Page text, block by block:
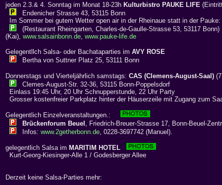
jeden 2.3.& 4. Sonntag im Monat 18-23h Kulturbistro PAUKE LIFE
Endenicher Strasse 43, 53115 Bonn
Im Sommer bei gutem Wetter open air in der Rheinaue statt in der Pauke:
(Restaurant Rheingarten, Charles-de-Gaulle-Strasse 53, 53117
(Kai), www.salsainbonn.de www.pauke-life.de
Gelegentllch Salsa- oder Bachataparties im AVY ROSE
Bertha von Suttner Platz 25, 53111 Bonn
Donnerstags und Vierteljährlich samstags: CAS (Clemens-August-Saal)
Clemes-August-Str. 32-36, 53115 Bonn-Poppelsdorf
Einlass 19:45 Uhr, 20 Uhr Schnupperstunde, 22 Uhr Party
Grosser kostenfreier Parkplatz hinter der Häuserzeile mit Zugang zum
Gelegentlich Einzelveranstaltungen.:
Brückenforum Beuel
, Friedrich-Breuer-Strasse 17, Bonn-Beuel-
Infos: www.2getherbonn.de , 0228-3697742 (Manuel).
gelegentlich Salsa im MARITIM HOTEL
Kurt-Georg-Kiesinger-Alle 1 / Godesberger Allee
Derzeit keine Salsa-Parties mehr: